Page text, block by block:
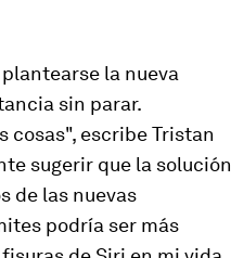
la nueva
sin parar.
cosas", escribe Tristan
sugerir que la solución
de las nuevas
podría ser más